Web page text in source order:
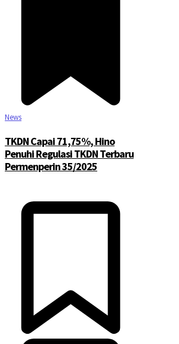
News
TKDN Capai 71,75%, Hino
Penuhi Regulasi TKDN Terbaru
Permenperin 35/2025